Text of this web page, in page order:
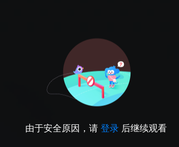
由于安全原因，请 登录 后继续观看